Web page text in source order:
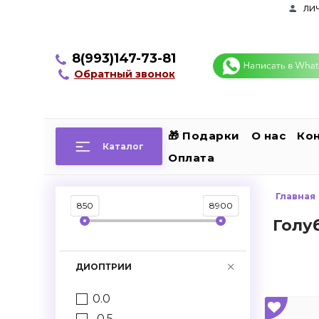
8(993)147-73-81
Обратный звонок
Каталог
🎁 Подарки О нас
Оплата
Главная
850 8900
ДИОПТРИИ
0.0